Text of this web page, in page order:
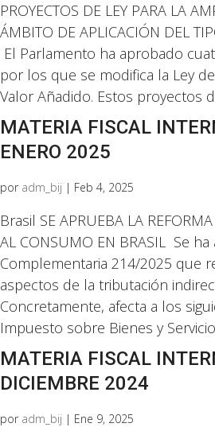
PROYECTOS DE LEY PARA LA
ÁMBITO DE APLICACIÓN DEL
El Parlamento ha aprobado
por los que se modifica la Ley
Valor Añadido. Estos proyectos
MATERIA FISCAL
ENERO 2025
por adm_bij | Feb 4, 2025
Brasil SE APRUEBA LA
AL CONSUMO EN BRASIL Se
Complementaria 214/2025 que
aspectos de la tributación
Concretamente, afecta a los
Impuesto sobre Bienes y
MATERIA FISCAL
DICIEMBRE 2024
por adm_bij | Ene 9, 2025